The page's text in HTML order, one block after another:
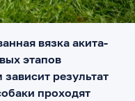
вязка акита-
этапов
результат
проходят